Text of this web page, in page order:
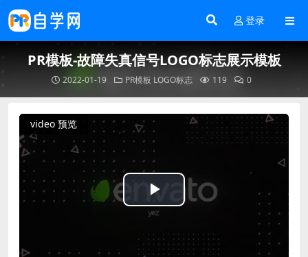
登录
PR模板-故障失真信号LOGO标志展示模板
2022-01-19 PR模板 LOGO标志 119 0
video 预览
Play
Video